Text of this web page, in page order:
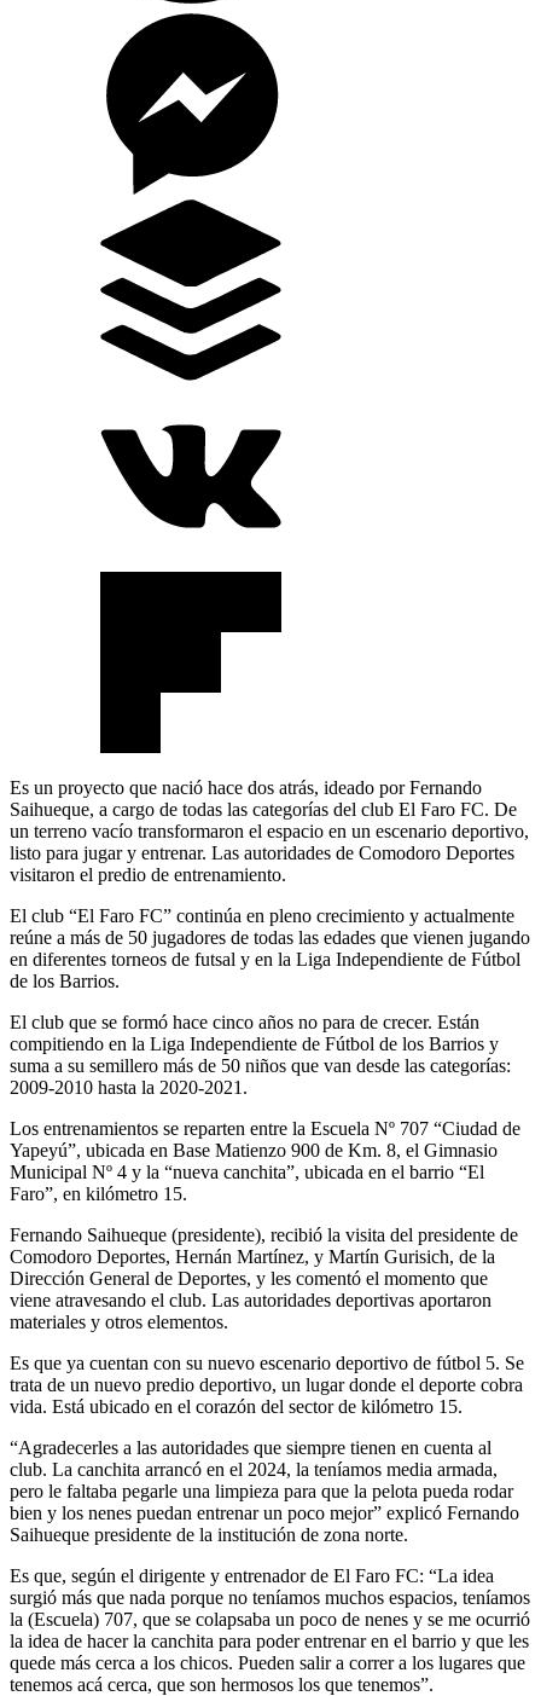
Es un proyecto que nació hace dos atrás, ideado por Fernando
Saihueque, a cargo de todas las categorías del club El Faro FC. De
un terreno vacío transformaron el espacio en un escenario deportivo,
listo para jugar y entrenar. Las autoridades de Comodoro Deportes
visitaron el predio de entrenamiento.
El club “El Faro FC” continúa en pleno crecimiento y actualmente
reúne a más de 50 jugadores de todas las edades que vienen jugando
en diferentes torneos de futsal y en la Liga Independiente de Fútbol
de los Barrios.
El club que se formó hace cinco años no para de crecer. Están
compitiendo en la Liga Independiente de Fútbol de los Barrios y
suma a su semillero más de 50 niños que van desde las categorías:
2009-2010 hasta la 2020-2021.
Los entrenamientos se reparten entre la Escuela Nº 707 “Ciudad de
Yapeyú”, ubicada en Base Matienzo 900 de Km. 8, el Gimnasio
Municipal Nº 4 y la “nueva canchita”, ubicada en el barrio “El
Faro”, en kilómetro 15.
Fernando Saihueque (presidente), recibió la visita del presidente de
Comodoro Deportes, Hernán Martínez, y Martín Gurisich, de la
Dirección General de Deportes, y les comentó el momento que
viene atravesando el club. Las autoridades deportivas aportaron
materiales y otros elementos.
Es que ya cuentan con su nuevo escenario deportivo de fútbol 5. Se
trata de un nuevo predio deportivo, un lugar donde el deporte cobra
vida. Está ubicado en el corazón del sector de kilómetro 15.
“Agradecerles a las autoridades que siempre tienen en cuenta al
club. La canchita arrancó en el 2024, la teníamos media armada,
pero le faltaba pegarle una limpieza para que la pelota pueda rodar
bien y los nenes puedan entrenar un poco mejor” explicó Fernando
Saihueque presidente de la institución de zona norte.
Es que, según el dirigente y entrenador de El Faro FC: “La idea
surgió más que nada porque no teníamos muchos espacios, teníamos
la (Escuela) 707, que se colapsaba un poco de nenes y se me ocurrió
la idea de hacer la canchita para poder entrenar en el barrio y que les
quede más cerca a los chicos. Pueden salir a correr a los lugares que
tenemos acá cerca, que son hermosos los que tenemos”.